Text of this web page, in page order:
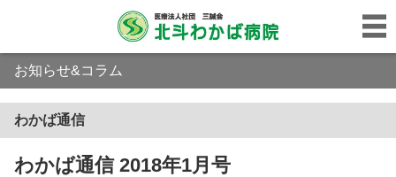
お知らせ&コラム
わかば通信
わかば通信 2018年1月号